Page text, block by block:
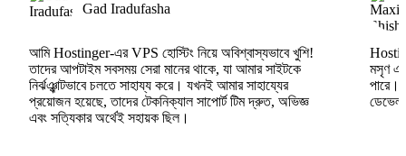
Gad Iradufasha
আমি Hostinger-এর VPS হোস্টিং নিয়ে অবিশ্বাস্যভাবে খুশি!
তাদের আপটাইম সবসময় সেরা মানের থাকে, যা আমার সাইটকে
নির্ঝঞ্ঝাটভাবে চলতে সাহায্য করে। যখনই আমার সাহায্যের
প্রয়োজন হয়েছে, তাদের টেকনিক্যাল সাপোর্ট টিম দ্রুত, অভিজ্ঞ
এবং সত্যিকার অর্থেই সহায়ক ছিল।
মসৃণ